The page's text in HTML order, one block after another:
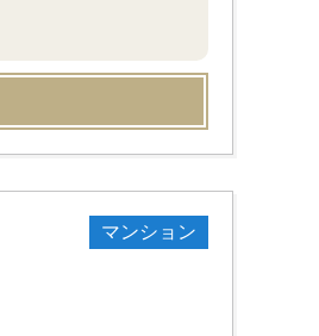
マンション